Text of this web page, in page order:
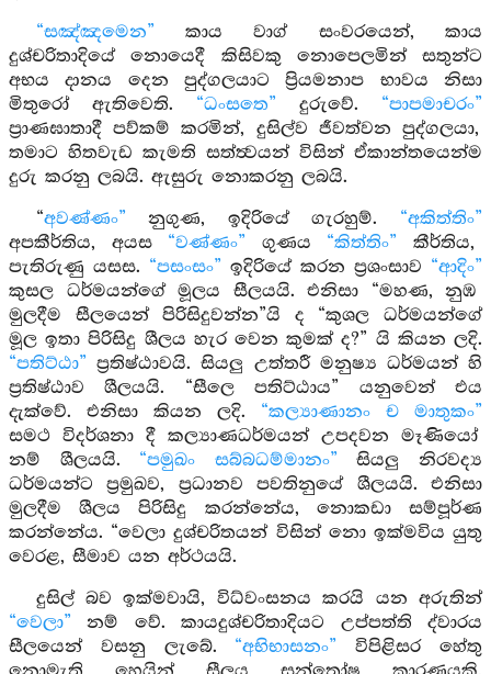
“සඤ්ඤමෙන” කාය වාග් සංවරයෙන්, කාය
දුශ්චරිතාදියේ නොයෙදී කිසිවකු නොපෙලමින් සතුන්ට
අභය දානය දෙන පුද්ගලයාට ප්‍රියමනාප භාවය නිසා
මිතුරෝ ඇතිවෙති. “ධංසතෙ” දුරුවේ. “පාපමාචරං”
ප්‍රාණඝාතාදී පව්කම් කරමින්, දුසිල්ව ජීවත්වන පුද්ගලයා,
තමාට හිතවැඩ කැමති සත්ත්‍වයන් විසින් ඒකාන්තයෙන්ම
දුරු කරනු ලබයි. ඇසුරු නොකරනු ලබයි.
“අවණ්ණං” නුගුණ, ඉදිරියේ ගැරහුම්. “අකිත්තිං”
අපකීර්තිය, අයස “වණ්ණං” ගුණය “කිත්තිං” කීර්තිය,
පැතිරුණු යසස. “පසංසං” ඉදිරියේ කරන ප්‍රශංසාව “ආදිං”
කුසල ධර්මයන්ගේ මූලය සීලයයි. එනිසා “මහණ, නුඹ
මුලදීම සීලයෙන් පිරිසිදුවන්න”යි ද “කුශල ධර්මයන්ගේ
මූල ඉතා පිරිසිදු ශීලය හැර වෙන කුමක් ද?” යි කියන ලදි.
“පතිට්ඨා” ප්‍රතිෂ්ඨාවයි. සියලු උත්තරී මනුෂ්‍ය ධර්මයන් හි
ප්‍රතිෂ්ඨාව ශීලයයි. “සීලෙ පතිට්ඨාය” යනුවෙන් එය
දැක්වේ. එනිසා කියන ලදි. “කල්‍යාණානං ච මාතුකං”
සමථ විදර්ශනා දී කල්‍යාණධර්මයන් උපදවන මෑණියෝ
නම් ශීලයයි. “පමුඛං සබ්බධම්මානං” සියලු නිරවද්‍ය
ධර්මයන්ට ප්‍රමුඛව, ප්‍රධානව පවතිනුයේ ශීලයයි. එනිසා
මුලදීම ශීලය පිරිසිදු කරන්නේය, නොකඩා සම්පූර්ණ
කරන්නේය. “වෙලා දුශ්චරිතයන් විසින් නො ඉක්මවිය යුතු
වෙරළ, සීමාව යන අර්ථයයි.
දුසිල් බව ඉක්මවායි, විධ්වංසනය කරයි යන අරුතින්
“වෙලා” නම් වේ. කායදුශ්චරිතාදියට උප්පත්ති ද්වාරය
සීලයෙන් වසනු ලැබේ. “අභිභාසනං”විපිළිසර හේතු